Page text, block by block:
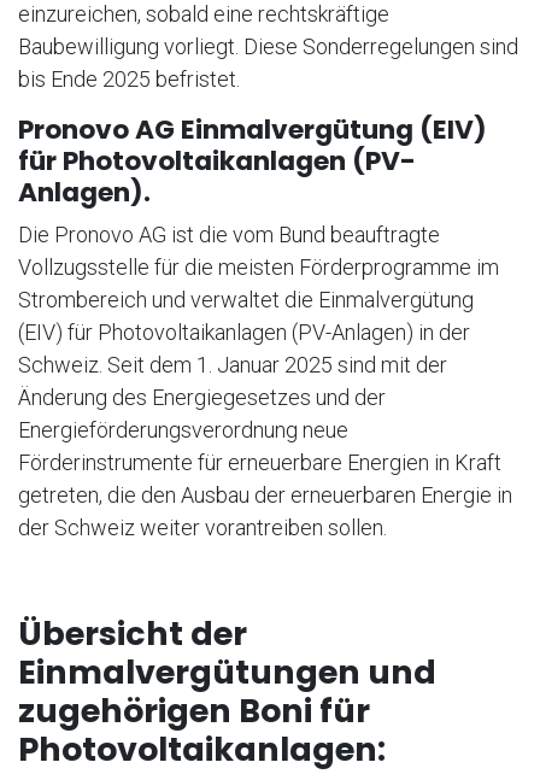
einzureichen, sobald eine rechtskräftige
Baubewilligung vorliegt. Diese Sonderregelungen sind
bis Ende 2025 befristet.
Pronovo AG Einmalvergütung (EIV)
für Photovoltaikanlagen (PV-
Anlagen).
Die Pronovo AG ist die vom Bund beauftragte
Vollzugsstelle für die meisten Förderprogramme im
Strombereich und verwaltet die Einmalvergütung
(EIV) für Photovoltaikanlagen (PV-Anlagen) in der
Schweiz. Seit dem 1. Januar 2025 sind mit der
Änderung des Energiegesetzes und der
Energieförderungsverordnung neue
Förderinstrumente für erneuerbare Energien in Kraft
getreten, die den Ausbau der erneuerbaren Energie in
der Schweiz weiter vorantreiben sollen.
Übersicht der
Einmalvergütungen und
zugehörigen Boni für
Photovoltaikanlagen: